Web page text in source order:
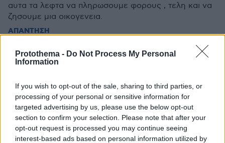
Protothema - Do Not Process My Personal
Information
If you wish to opt-out of the sale, sharing to third parties, or
processing of your personal or sensitive information for
targeted advertising by us, please use the below opt-out
section to confirm your selection. Please note that after your
opt-out request is processed you may continue seeing
interest-based ads based on personal information utilized by
αυτα τα λεφτα να πληρωσουμε φορους , τελη και να
ζησουμε μια οικογενεια.
ΑΠΑΝΤΗΣΗ
////
Κάτι πρέπει να γίνει και για μας που πήραμε το
μακρύτερο. 70% κάτω και πήραμε το 800αρι Μαρτίου
και 1000 επιστρεπτεα 4(50% δάνειο) άρα 250/μηνα
ενίσχυση! Άλλοι πήραν επιπλέον κάτι επιστροφές
1,2,3 κάτι 524, κάτι μείωση ενοικίων κλπ ενώ κάποιοι
άλλοι κάψαμε ότι αποταμιευσεις είχαμε αφού δεν